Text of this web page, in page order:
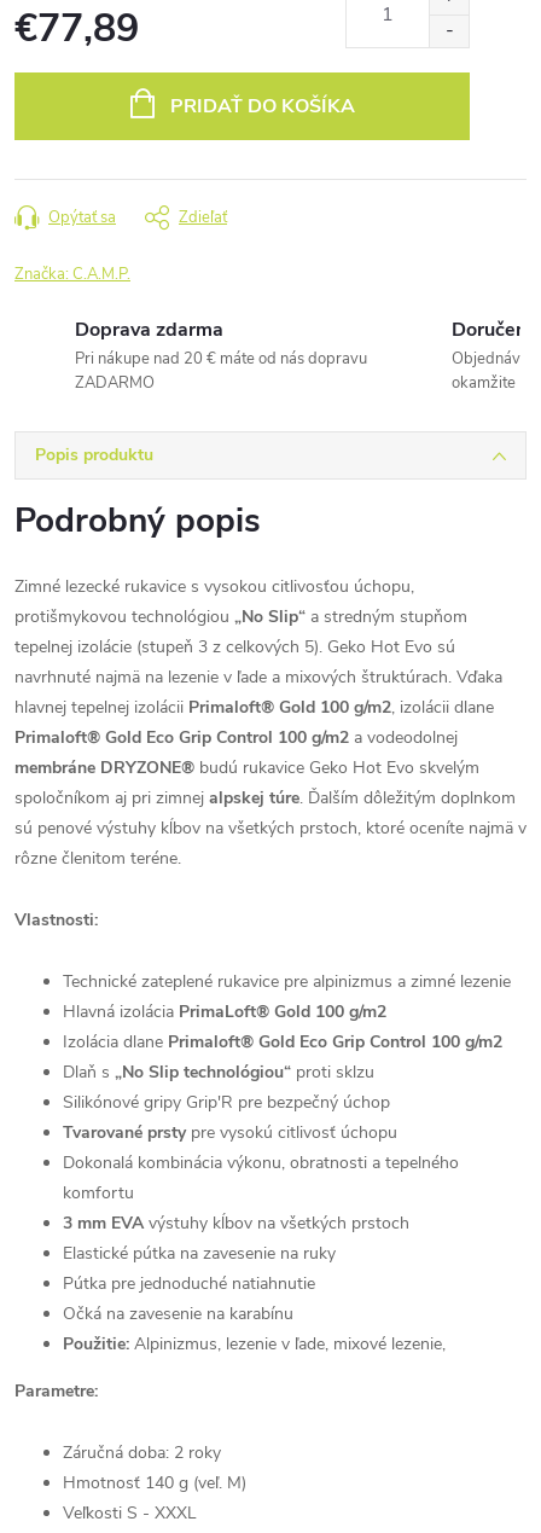
€77,89
PRIDAŤ DO KOŠÍKA
Opýtať sa Zdieľať
Značka:C.A.M.P.
Doprava zdarma
Pri nákupe nad 20 € máte od nás dopravu
ZADARMO
okamžite
Popis produktu
Podrobný popis
Zimné lezecké rukavice s vysokou citlivosťou úchopu,
protišmykovou technológiou „No Slip“ a stredným stupňom
tepelnej izolácie (stupeň 3 z celkových 5). Geko Hot Evo sú
navrhnuté najmä na lezenie v ľade a mixových štruktúrach. Vďaka
hlavnej tepelnej izolácii Primaloft® Gold 100 g/m2, izolácii dlane
Primaloft® Gold Eco Grip Control 100 g/m2 a vodeodolnej
membráne DRYZONE® budú rukavice Geko Hot Evo skvelým
spoločníkom aj pri zimnej alpskej túre. Ďalším dôležitým doplnkom
sú penové výstuhy kĺbov na všetkých prstoch, ktoré oceníte najmä v
rôzne členitom teréne.
Vlastnosti:
Technické zateplené rukavice pre alpinizmus a zimné lezenie
Hlavná izolácia PrimaLoft® Gold 100 g/m2
Izolácia dlane Primaloft® Gold Eco Grip Control 100 g/m2
Dlaň s „No Slip technológiou“ proti sklzu
Silikónové gripy Grip'R pre bezpečný úchop
Tvarované prstypre vysokú citlivosť úchopu
Dokonalá kombinácia výkonu, obratnosti a tepelného
komfortu
3 mm EVAvýstuhy kĺbov na všetkých prstoch
Elastické pútka na zavesenie na ruky
Pútka pre jednoduché natiahnutie
Očká na zavesenie na karabínu
Použitie: Alpinizmus, lezenie v ľade, mixové lezenie,
Parametre:
Záručná doba: 2 roky
Hmotnosť 140 g (veľ. M)
Veľkosti S - XXXL